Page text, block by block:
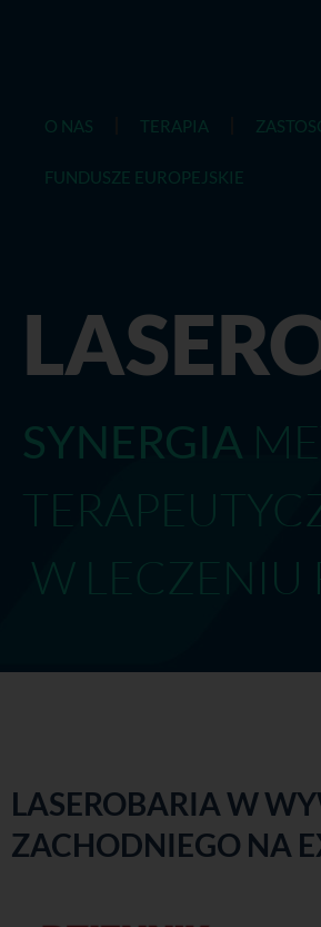
O NAS TERAPIA
FUNDUSZE EUROPEJSKIE
SYNERGIA
W LECZENIU
LASEROBARIA W
ZACHODNIEGO NA